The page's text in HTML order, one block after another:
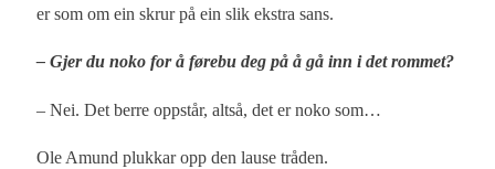
er som om ein skrur på ein slik ekstra sans.
– Gjer du noko for å førebu deg på å gå inn i det rommet?
– Nei. Det berre oppstår, altså, det er noko som…
Ole Amund plukkar opp den lause tråden.